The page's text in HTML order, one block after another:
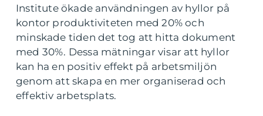
Institute ökade användningen av hyllor på
kontor produktiviteten med 20% och
minskade tiden det tog att hitta dokument
med 30%. Dessa mätningar visar att hyllor
kan ha en positiv effekt på arbetsmiljön
genom att skapa en mer organiserad och
effektiv arbetsplats.